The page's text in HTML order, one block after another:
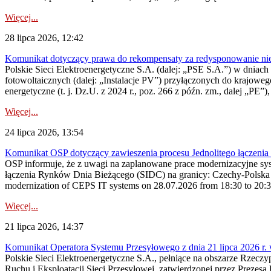
Więcej...
28 lipca 2026, 12:42
Komunikat dotyczący prawa do rekompensaty za redysponowanie
Polskie Sieci Elektroenergetyczne S.A. (dalej: „PSE S.A.”) w
fotowoltaicznych (dalej: „Instalacje PV”) przyłączonych do
energetyczne (t. j. Dz.U. z 2024 r., poz. 266 z późn. zm., dalej
Więcej...
24 lipca 2026, 13:54
Komunikat OSP dotyczący zawieszenia procesu Jednolitego
OSP informuje, że z uwagi na zaplanowane prace modernizacyjne
łączenia Rynków Dnia Bieżącego (SIDC) na granicy: Czechy-
modernization of CEPS IT systems on 28.07.2026 from 18:30 to
Więcej...
21 lipca 2026, 14:37
Komunikat Operatora Systemu Przesyłowego z dnia 21 lipca
Polskie Sieci Elektroenergetyczne S.A., pełniące na obszarze
Ruchu i Eksploatacji Sieci Przesyłowej, zatwierdzonej przez